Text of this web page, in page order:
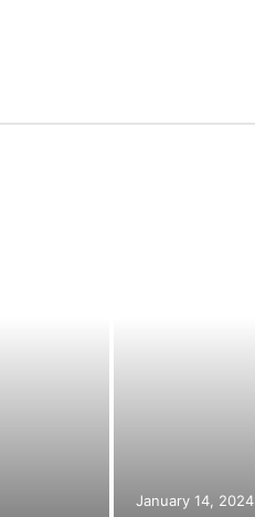
January 14, 2024